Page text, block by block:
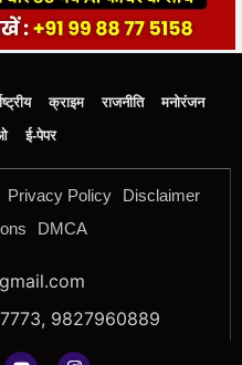
क्राइम राजनीति
मनोरंजन
ई-पेपर
Privacy Policy
Disclaimer
DMCA
9827960889